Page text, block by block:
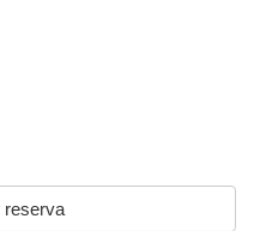
reserva